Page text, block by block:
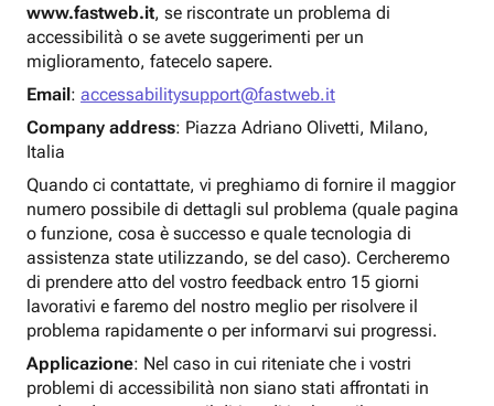
www.fastweb.it, se riscontrate un problema di
accessibilità o se avete suggerimenti per un
miglioramento, fatecelo sapere.
Email: accessabilitysupport@fastweb.it
Company address: Piazza Adriano Olivetti, Milano,
Italia
Quando ci contattate, vi preghiamo di fornire il maggior
numero possibile di dettagli sul problema (quale pagina
o funzione, cosa è successo e quale tecnologia di
assistenza state utilizzando, se del caso). Cercheremo
di prendere atto del vostro feedback entro 15 giorni
lavorativi e faremo del nostro meglio per risolvere il
problema rapidamente o per informarvi sui progressi.
Applicazione: Nel caso in cui riteniate che i vostri
problemi di accessibilità non siano stati affrontati in